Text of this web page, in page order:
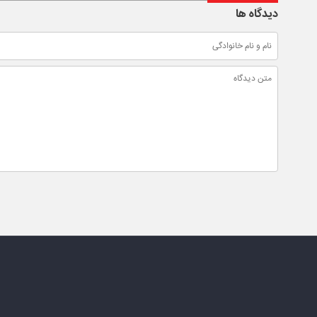
دیدگاه ها